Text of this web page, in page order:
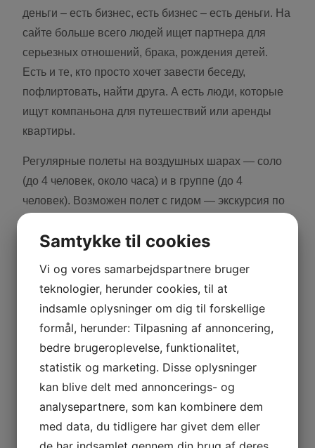
деньги – есть бизнес, есть бизнес – есть деньги. На
сайте больше всего людей ищет партнера для
серьезных отношений, брака, рождения детей.
Есть и те, кто просто хочет завести беседу,
пофлиртовать, найти друга. А есть люди, которые
ищут компаньона для путешествий или аренды
квартиры.
Регулярные полеты на воздушных шарах — соло
(до 4 человек, около часа) и в группе (до 4
человек). Возможен полет с гидом — экскурсия по
полета. Участвовать можно в роли члена танкового
Минимальный размер группы для выезда — 3
Как ни удивительно, но помимо внешних данных
жрицы любви с приставкой «VIP» являются не
глупыми собеседницами. Есть и еще одна важная
особенность, выделяющая сервис элитных
проституток среди прочих – высокий сервис.
Клиенту не приходится думать о том, как найти
Samtykke til cookies
Vi og vores samarbejdspartnere bruger
teknologier, herunder cookies, til at
indsamle oplysninger om dig til forskellige
formål, herunder: Tilpasning af annoncering,
bedre brugeroplevelse, funktionalitet,
statistik og marketing. Disse oplysninger
kan blive delt med annoncerings- og
analysepartnere, som kan kombinere dem
med data, du tidligere har givet dem eller